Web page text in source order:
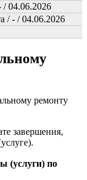
/ 04.06.2026
/ - / 04.06.2026
ремонту
завершения,
(услуги) по